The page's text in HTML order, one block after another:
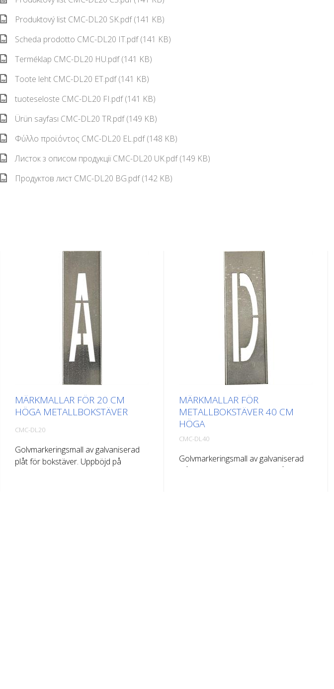
Produktový list CMC-DL20 SK.pdf (141 KB)
Scheda prodotto CMC-DL20 IT.pdf (141 KB)
Terméklap CMC-DL20 HU.pdf (141 KB)
Toote leht CMC-DL20 ET.pdf (141 KB)
tuoteseloste CMC-DL20 FI.pdf (141 KB)
Ürün sayfası CMC-DL20 TR.pdf (149 KB)
Φύλλο προϊόντος CMC-DL20 EL.pdf (148 KB)
Листок з описом продукції CMC-DL20 UK.pdf (149 KB)
Продуктов лист CMC-DL20 BG.pdf (142 KB)
MÄRKMALLAR FÖR 20 CM
HÖGA METALLBOKSTÄVER
CMC-DL20
Golvmarkeringsmall av galvaniserad
plåt för bokstäver. Uppböjd på
MÄRKMALLAR FÖR
METALLBOKSTÄVER 40 CM
HÖGA
CMC-DL40
Golvmarkeringsmall av galvaniserad
plåt för bokstäver. Uppböjd på